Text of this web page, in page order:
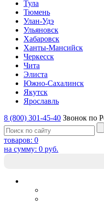
Тула
Тюмень
Улан-Удэ
Ульяновск
Хабаровск
Ханты-Мансийск
Черкесск
Чита
Элиста
Южно-Сахалинск
Якутск
Ярославль
8 (800) 301-45-40 Звонок по
товаров: 0
на сумму: 0 руб.